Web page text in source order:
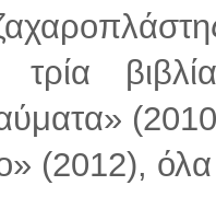
τρία
(2012),